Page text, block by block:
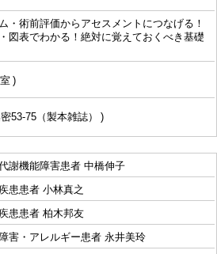
・術前評価からアセスメントにつなげる！
図表でわかる！絶対に覚えておくべき基礎
53-75（製本雑誌）
謝機能障害患者 中橋伸子
患患者 小林真之
患患者 柏木邦友
害・アレルギー患者 永井美玲